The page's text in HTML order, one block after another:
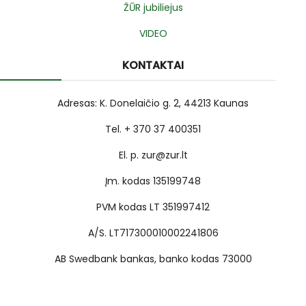
ŽŪR jubiliejus
VIDEO
KONTAKTAI
Adresas: K. Donelaičio g. 2, 44213 Kaunas
Tel. + 370 37 400351
El. p. zur@zur.lt
Įm. kodas 135199748
PVM kodas LT 351997412
A/S. LT717300010002241806
AB Swedbank bankas, banko kodas 73000